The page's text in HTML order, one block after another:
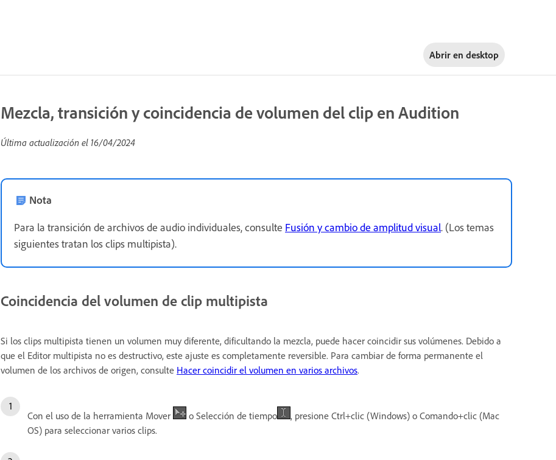
Abrir en desktop
Mezcla, transición y coincidencia de volumen del clip en Audition
Última actualización el 16/04/2024
Nota
Para la transición de archivos de audio individuales, consulte Fusión y cambio de amplitud visual. (Los temas
siguientes tratan los clips multipista).
Coincidencia del volumen de clip multipista
Si los clips multipista tienen un volumen muy diferente, dificultando la mezcla, puede hacer coincidir sus volúmenes. Debido a
que el Editor multipista no es destructivo, este ajuste es completamente reversible. Para cambiar de forma permanente el
volumen de los archivos de origen, consulte Hacer coincidir el volumen en varios archivos.
Con el uso de la herramienta Mover o Selección de tiempo
, presione Ctrl+clic (Windows) o Comando+clic (Mac
OS) para seleccionar varios clips.